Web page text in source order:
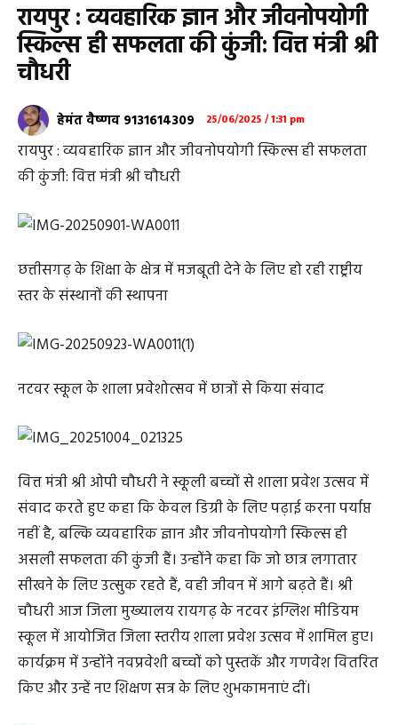
रायपुर : व्यवहारिक ज्ञान और जीवनोपयोगी
स्किल्स ही सफलता की कुंजी: वित्त मंत्री श्री
चौधरी
हेमंत वैष्णव 9131614309 25/06/2025 / 1:31 pm
रायपुर : व्यवहारिक ज्ञान और जीवनोपयोगी स्किल्स ही सफलता
की कुंजी: वित्त मंत्री श्री चौधरी
छत्तीसगढ़ के शिक्षा के क्षेत्र में मजबूती देने के लिए हो रही राष्ट्रीय
स्तर के संस्थानों की स्थापना
नटवर स्कूल के शाला प्रवेशोत्सव में छात्रों से किया संवाद
वित्त मंत्री श्री ओपी चौधरी ने स्कूली बच्चों से शाला प्रवेश उत्सव में
संवाद करते हुए कहा कि केवल डिग्री के लिए पढ़ाई करना पर्याप्त
नहीं है, बल्कि व्यवहारिक ज्ञान और जीवनोपयोगी स्किल्स ही
असली सफलता की कुंजी हैं। उन्होंने कहा कि जो छात्र लगातार
सीखने के लिए उत्सुक रहते हैं, वही जीवन में आगे बढ़ते हैं। श्री
चौधरी आज जिला मुख्यालय रायगढ़ के नटवर इंग्लिश मीडियम
स्कूल में आयोजित जिला स्तरीय शाला प्रवेश उत्सव में शामिल हुए।
कार्यक्रम में उन्होंने नवप्रवेशी बच्चों को पुस्तकें और गणवेश वितरित
किए और उन्हें नए शिक्षण सत्र के लिए शुभकामनाएं दीं।